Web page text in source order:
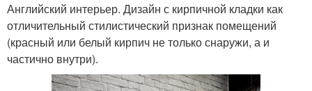
Английский интерьер. Дизайн с кирпичной кладки как
отличительный стилистический признак помещений
(красный или белый кирпич не только снаружи, а и
частично внутри).